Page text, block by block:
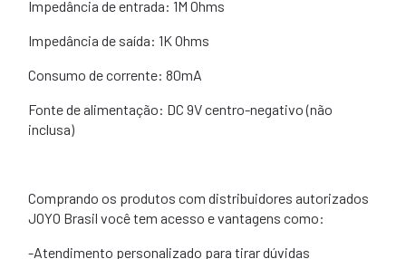
Impedância de entrada: 1M Ohms
Impedância de saída: 1K Ohms
Consumo de corrente: 80mA
Fonte de alimentação: DC 9V centro-negativo (não
inclusa)
Comprando os produtos com distribuidores autorizados
JOYO Brasil você tem acesso e vantagens como:
-Atendimento personalizado para tirar dúvidas